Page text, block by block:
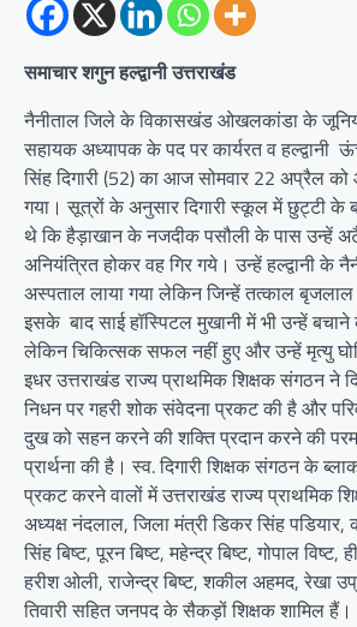
समाचार शगुन हल्द्वानी उत्तराखंड
नैनीताल जिले के विकासखंड ओखलकांडा के
सहायक अध्यापक के पद पर कार्यरत व हल्द्वानी
सिंह दिगारी (52) का आज सोमवार 22 अप्रैल
गया। सूत्रों के अनुसार दिगारी स्कूल में छुट्टी के
थे कि हैड़ाखान के नजदीक पसौली के पास उन्हें
अनियंत्रित होकर वह गिर गये। उन्हें हल्द्वानी के
अस्पताल लाया गया लेकिन जिन्हें तत्काल बृजलाल
इसके बाद साई हॉस्पिटल मुखानी में भी उन्हें बचाने
लेकिन चिकित्सक सफल नहीं हुए और उन्हें मृत्यु
इधर उत्तराखंड राज्य प्राथमिक शिक्षक संगठन ने
निधन पर गहरी शोक संवेदना प्रकट की है और
दुख को सहन करने की शक्ति प्रदान करने की
प्रार्थना की है। स्व. दिगारी शिक्षक संगठन के
प्रकट करने वालों में उत्तराखंड राज्य प्राथमिक
अध्यक्ष नंदलाल, जिला मंत्री डिकर सिंह पडियार,
सिंह बिष्ट, पूरन बिष्ट, महेन्द्र बिष्ट, गोपाल विष्ट,
हरीश ओली, राजेन्द्र बिष्ट, शकील अहमद, रेखा
तिवारी सहित जनपद के सैकड़ों शिक्षक शामिल हैं।